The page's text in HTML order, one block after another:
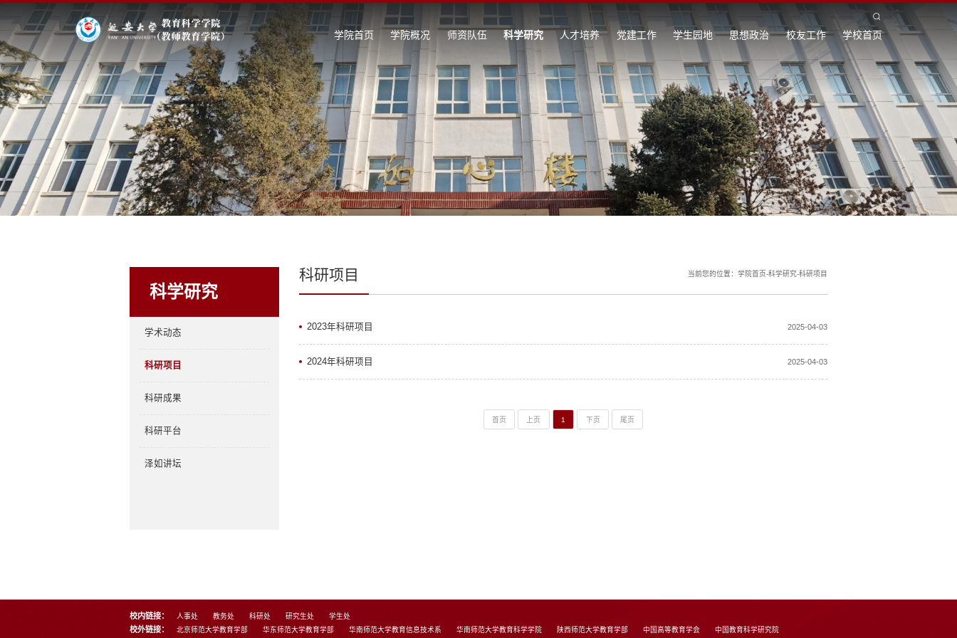
学院首页 学院概况 师资队伍 科学研究 人才培养 党建工作 学生园地 思想政治 校友工作 学校首页
科学研究
学术动态
科研项目
科研成果
科研平台
泽如讲坛
科研项目 当前您的位置： 学院首页-科学研究-科研项目
2023年科研项目 2025-04-03
2024年科研项目 2025-04-03
首页 上页 1 下页 尾页
校内链接： 人事处 教务处 科研处 研究生处 学生处
校外链接： 北京师范大学教育学部 华东师范大学教育学部 华南师范大学教育信息技术系 华南师范大学教育科学学院 陕西师范大学教育学部 中国高等教育学会 中国教育科学研究院